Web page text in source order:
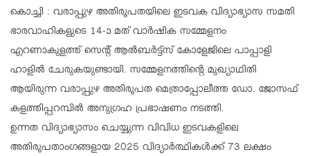
കൊച്ചി : വരാപ്പുഴ അതിരൂപതയിലെ ഇടവക വിദ്യാഭ്യാസ സമതി
ഭാരവാഹികളുടെ 14-ാ മത് വാർഷിക സമ്മേളനം
എറണാകുളത്ത് സെൻ്റ് ആൽബർട്ട്സ് കോളേജിലെ പാപ്പാളി
ഹാളിൽ ചേരുകയുണ്ടായി. സമ്മേളനത്തിൻ്റെ മുഖ്യാഥിതി
ആയിരുന്ന വരാപ്പുഴ അതിരൂപത മെത്രാപ്പോലീത്ത ഡോ. ജോസഫ്
കളത്തിപ്പറമ്പിൽ അനുഗ്രഹ പ്രഭാഷണം നടത്തി.
ഉന്നത വിദ്യാഭ്യാസം ചെയ്യുന്ന വിവിധ ഇടവകളിലെ
അതിരൂപതാംഗങ്ങളായ 2025 വിദ്യാർത്ഥികൾക്ക് 73 ലക്ഷം